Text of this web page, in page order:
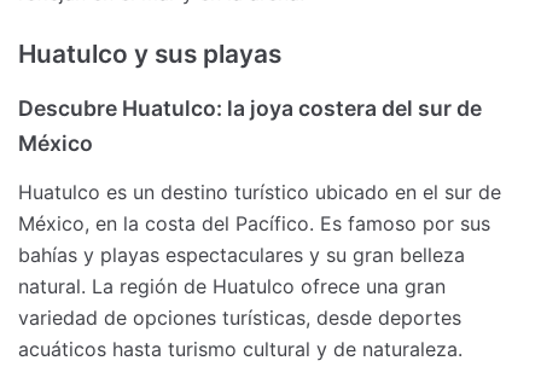
Huatulco y sus playas
Descubre Huatulco: la joya costera del sur de
México
Huatulco es un destino turístico ubicado en el sur de
México, en la costa del Pacífico. Es famoso por sus
bahías y playas espectaculares y su gran belleza
natural. La región de Huatulco ofrece una gran
variedad de opciones turísticas, desde deportes
acuáticos hasta turismo cultural y de naturaleza.